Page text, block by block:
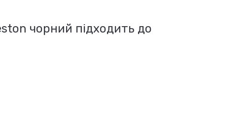
чорний підходить до